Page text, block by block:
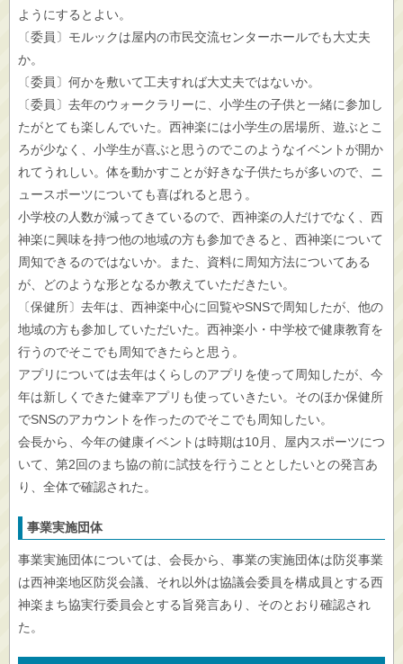
ようにするとよい。
〔委員〕モルックは屋内の市民交流センターホールでも大丈夫
か。
〔委員〕何かを敷いて工夫すれば大丈夫ではないか。
〔委員〕去年のウォークラリーに、小学生の子供と一緒に参加し
たがとても楽しんでいた。西神楽には小学生の居場所、遊ぶとこ
ろが少なく、小学生が喜ぶと思うのでこのようなイベントが開か
れてうれしい。体を動かすことが好きな子供たちが多いので、ニ
ュースポーツについても喜ばれると思う。
小学校の人数が減ってきているので、西神楽の人だけでなく、西
神楽に興味を持つ他の地域の方も参加できると、西神楽について
周知できるのではないか。また、資料に周知方法についてある
が、どのような形となるか教えていただきたい。
〔保健所〕去年は、西神楽中心に回覧やSNSで周知したが、他の
地域の方も参加していただいた。西神楽小・中学校で健康教育を
行うのでそこでも周知できたらと思う。
アプリについては去年はくらしのアプリを使って周知したが、今
年は新しくできた健幸アプリも使っていきたい。そのほか保健所
でSNSのアカウントを作ったのでそこでも周知したい。
会長から、今年の健康イベントは時期は10月、屋内スポーツにつ
いて、第2回のまち協の前に試技を行うこととしたいとの発言あ
り、全体で確認された。
事業実施団体
事業実施団体については、会長から、事業の実施団体は防災事業
は西神楽地区防災会議、それ以外は協議会委員を構成員とする西
神楽まち協実行委員会とする旨発言あり、そのとおり確認され
た。